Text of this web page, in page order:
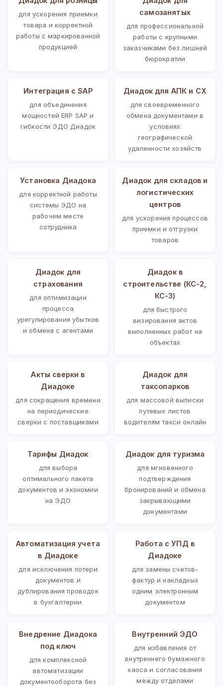
для ускорения приемки
товара и корректной
работы с маркированной
продукцией
самозанятых
для профессиональной
работы с крупными
заказчиками без лишней
бюрократии
Интеграция с SAP
для объединения
мощностей ERP SAP и
гибкости ЭДО Диадок
Диадок для АПК и СХ
для своевременного
обмена документами в
условиях
географической
удаленности хозяйств
Установка Диадока
для корректной работы
системы ЭДО на
рабочем месте
сотрудника
Диадок для складов и
логистических
центров
для ускорения процессов
приемки и отгрузки
товаров
Диадок для
страхования
для оптимизации
процесса
урегулирования убытков
и обмена с агентами
Диадок в
строительстве (КС-2,
КС-3)
для быстрого
визирования актов
выполненных работ на
объектах
Акты сверки в
Диадоке
для сокращения времени
на периодические
сверки с поставщиками
Диадок для
таксопарков
для массовой выписки
путевых листов
водителям такси онлайн
Тарифы Диадок
для выбора
оптимального пакета
документов и экономии
на ЭДО
Диадок для туризма
для мгновенного
подтверждения
бронирований и обмена
закрывающими
документами
Автоматизация учета
в Диадоке
для исключения потери
документов и
дублирования проводок
в бухгалтерии
Работа с УПД в
Диадоке
для замены счетов-
фактур и накладных
одним электронным
документом
Внедрение Диадока
под ключ
для комплексной
автоматизации
документооборота без
Внутренний ЭДО
для избавления от
внутреннего бумажного
хаоса и согласования
между отделами